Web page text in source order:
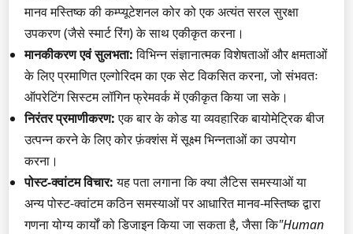
मानव मस्तिष्क की कम्प्यूटेशनल कोर को एक अत्यंत सरल सुरक्षा
उपकरण (जैसे स्मार्ट रिंग) के साथ एकीकृत करना।
मानकीकरण एवं सुलभता:विभिन्न संज्ञानात्मक विशेषताओं और क्षमताओं
के लिए प्रमाणित एल्गोरिदम का एक सेट विकसित करना, जो संभवतः
ऑपरेटिंग सिस्टम लॉगिन फ्रेमवर्क में एकीकृत किया जा सके।
निरंतर प्रमाणीकरण:एक बार के कोड या व्यवहारिक बायोमेट्रिक बीज
उत्पन्न करने के लिए कोर फ़ंक्शंस में सूक्ष्म भिन्नताओं का उपयोग
करना।
पोस्ट-क्वांटम विचार:यह पता लगाना कि क्या लैटिस समस्याओं या
अन्य पोस्ट-क्वांटम कठिन समस्याओं पर आधारित मानव-मस्तिष्क द्वारा
गणना योग्य कार्यों को डिजाइन किया जा सकता है, जैसा कि"Human